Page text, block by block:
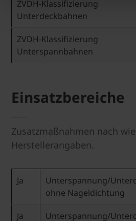
ZVDH-Klassifizierung
Unterdeckbahnen
ZVDH-Klassifizierung
Unterspannbahnen
Einsatzbereiche
Zusatzmaßnahmen nach
Herstellerangaben.
Ja
Unterspannung/
ohne Nageldichtung
Ja
Unterspannung/